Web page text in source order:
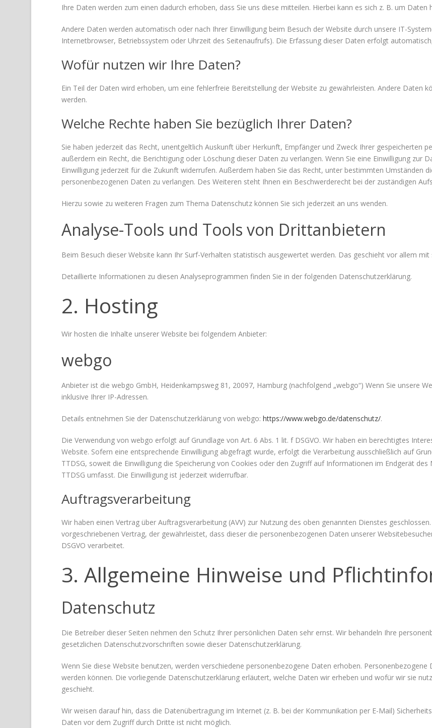
Ihre Daten werden zum einen dadurch erhoben, dass Sie uns diese mitteilen. Hierbei kann es sich z. B. um
Andere Daten werden automatisch oder nach Ihrer Einwilligung beim Besuch der Website durch unsere IT-
Internetbrowser, Betriebssystem oder Uhrzeit des Seitenaufrufs). Die Erfassung dieser Daten erfolgt
Wofür nutzen wir Ihre Daten?
Ein Teil der Daten wird erhoben, um eine fehlerfreie Bereitstellung der Website zu gewährleisten. Andere Daten
werden.
Welche Rechte haben Sie bezüglich Ihrer Daten?
Sie haben jederzeit das Recht, unentgeltlich Auskunft über Herkunft, Empfänger und Zweck Ihrer gespeicherten
außerdem ein Recht, die Berichtigung oder Löschung dieser Daten zu verlangen. Wenn Sie eine Einwilligung zur
Einwilligung jederzeit für die Zukunft widerrufen. Außerdem haben Sie das Recht, unter bestimmten Umständen
personenbezogenen Daten zu verlangen. Des Weiteren steht Ihnen ein Beschwerderecht bei der zuständigen
Hierzu sowie zu weiteren Fragen zum Thema Datenschutz können Sie sich jederzeit an uns wenden.
Analyse-Tools und Tools von Dritt­anbietern
Beim Besuch dieser Website kann Ihr Surf-Verhalten statistisch ausgewertet werden. Das geschieht vor allem
Detaillierte Informationen zu diesen Analyseprogrammen finden Sie in der folgenden Datenschutzerklärung.
2. Hosting
Wir hosten die Inhalte unserer Website bei folgendem Anbieter:
webgo
Anbieter ist die webgo GmbH, Heidenkampsweg 81, 20097, Hamburg (nachfolgend „webgo“) Wenn Sie unsere
inklusive Ihrer IP-Adressen.
Details entnehmen Sie der Datenschutzerklärung von webgo: https://www.webgo.de/datenschutz/.
Die Verwendung von webgo erfolgt auf Grundlage von Art. 6 Abs. 1 lit. f DSGVO. Wir haben ein berechtigtes
Website. Sofern eine entsprechende Einwilligung abgefragt wurde, erfolgt die Verarbeitung ausschließlich auf
TTDSG, soweit die Einwilligung die Speicherung von Cookies oder den Zugriff auf Informationen im Endgerät
TTDSG umfasst. Die Einwilligung ist jederzeit widerrufbar.
Auftragsverarbeitung
Wir haben einen Vertrag über Auftragsverarbeitung (AVV) zur Nutzung des oben genannten Dienstes
vorgeschriebenen Vertrag, der gewährleistet, dass dieser die personenbezogenen Daten unserer
DSGVO verarbeitet.
3. Allgemeine Hinweise und
Datenschutz
Die Betreiber dieser Seiten nehmen den Schutz Ihrer persönlichen Daten sehr ernst. Wir behandeln Ihre
gesetzlichen Datenschutzvorschriften sowie dieser Datenschutzerklärung.
Wenn Sie diese Website benutzen, werden verschiedene personenbezogene Daten erhoben.
werden können. Die vorliegende Datenschutzerklärung erläutert, welche Daten wir erheben und wofür wir sie
geschieht.
Wir weisen darauf hin, dass die Datenübertragung im Internet (z. B. bei der Kommunikation per E-Mail)
Daten vor dem Zugriff durch Dritte ist nicht möglich.